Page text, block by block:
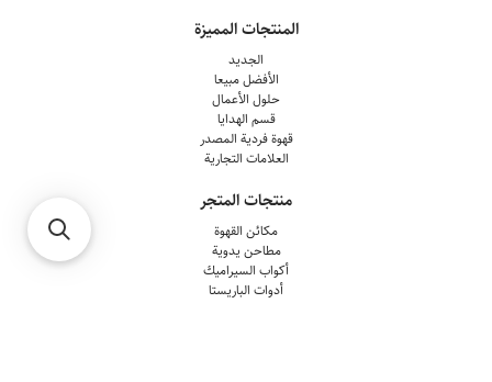
المنتجات المميزة
الجديد
الأفضل مبيعا
حلول الأعمال
قسم الهدايا
قهوة فردية المصدر
العلامات التجارية
منتجات المتجر
مكائن القهوة
مطاحن يدوية
أكواب السيراميك
أدوات الباريستا